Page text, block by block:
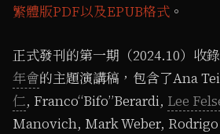
繁體版PDF以及EPUB格式 。
正式發刊的第一期（2024.10）收
年會的主題演講稿，包含了Ana
仁, Franco“Bifo”Berardi, Lee
Manovich, Mark Weber,